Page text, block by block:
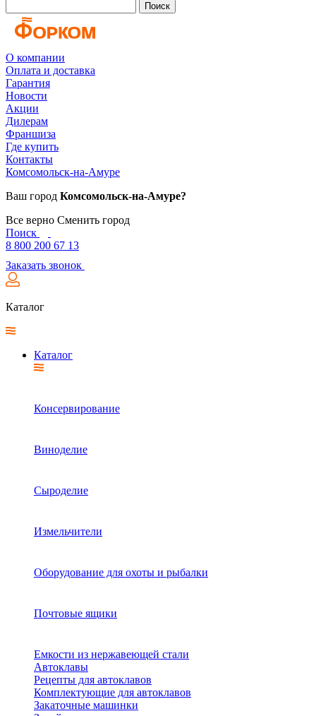
Поиск
О компании
Оплата и доставка
Гарантия
Новости
Акции
Дилерам
Франшиза
Где купить
Контакты
Комсомольск-на-Амуре
Ваш город Комсомольск-на-Амуре?
Все верно Сменить город
Поиск
8 800 200 67 13
Заказать звонок
Каталог
Каталог
Консервирование
Виноделие
Сыроделие
Измельчители
Оборудование для охоты и рыбалки
Почтовые ящики
Емкости из нержавеющей стали
Автоклавы
Рецепты для автоклавов
Комплектующие для автоклавов
Закаточные машинки